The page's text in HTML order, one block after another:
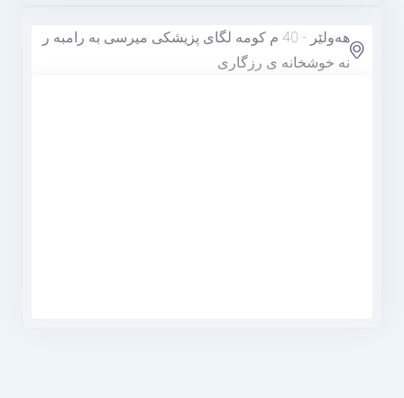
هەولێر - 40 م كومه لگای پزیشکی میرسی به رامبه ر
نه خوشخانه ی رزگاری